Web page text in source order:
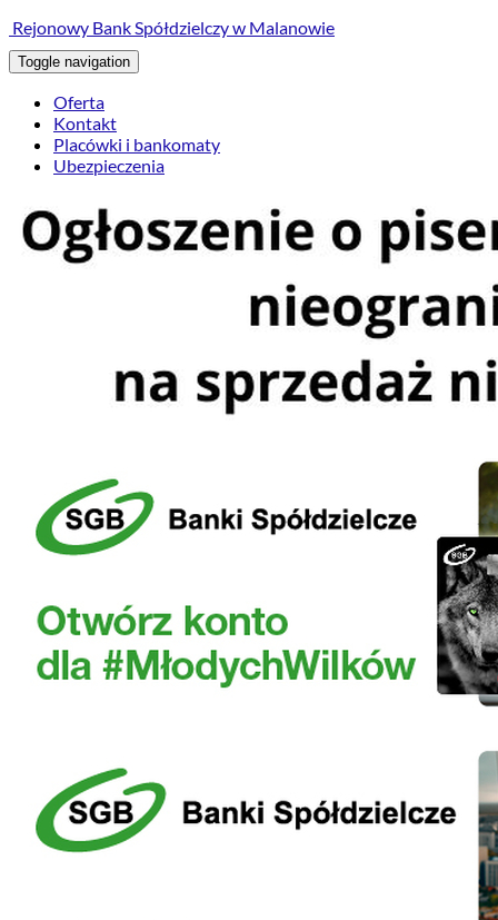
Rejonowy Bank Spółdzielczy w Malanowie
Toggle navigation
Oferta
Kontakt
Placówki i bankomaty
Ubezpieczenia